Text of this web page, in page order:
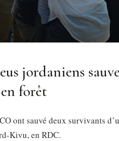
jordaniens
forêt
ont sauvé deux survivants
Kivu, en RDC.